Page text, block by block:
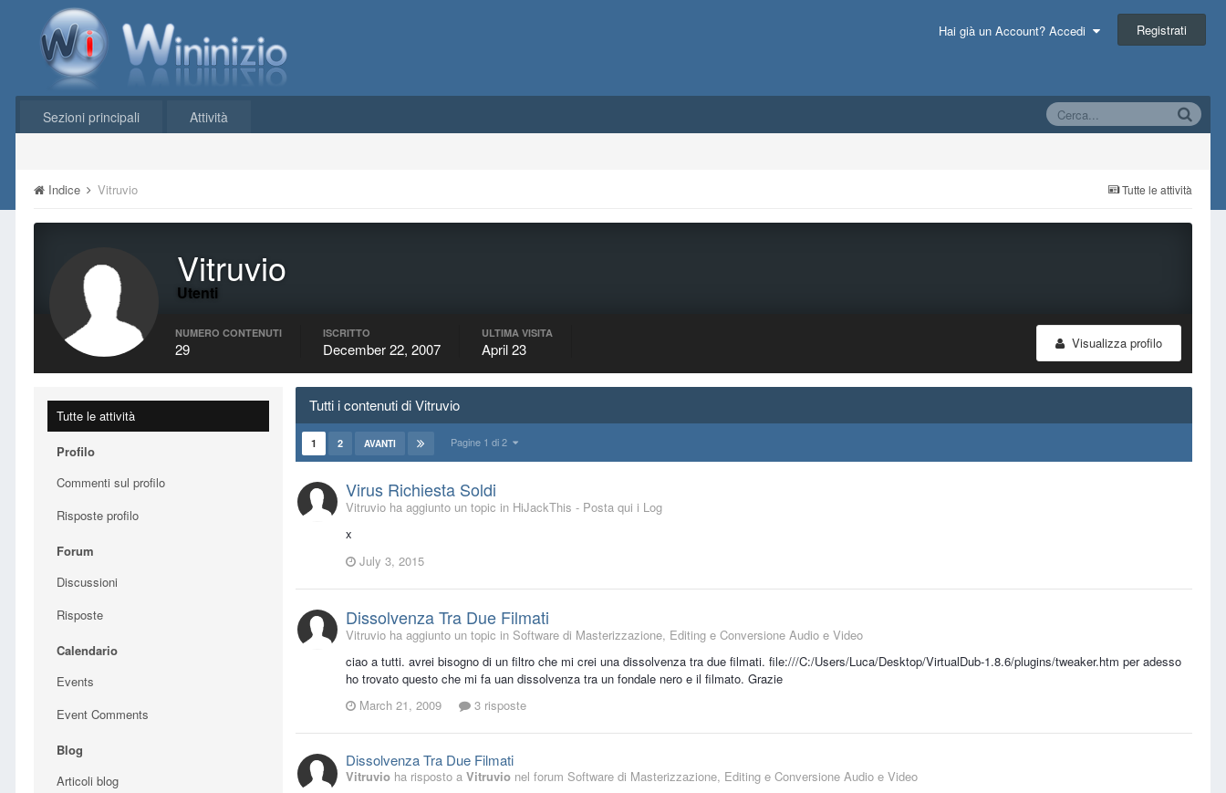
Hai già un Account? Accedi Registrati
Sezioni principali Attività
Tutte le attività
Indice Vitruvio
Vitruvio
Utenti
Visualizza profilo
NUMERO CONTENUTI
29
ISCRITTO
December 22, 2007
ULTIMA VISITA
April 23
Tutte le attività
Profilo
Commenti sul profilo
Risposte profilo
Forum
Discussioni
Risposte
Calendario
Events
Event Comments
Blog
Articoli blog
Tutti i contenuti di Vitruvio
1 2 AVANTI Pagine 1 di 2
Virus Richiesta Soldi
Vitruvio ha aggiunto un topic in HiJackThis - Posta qui i Log
x
July 3, 2015
Dissolvenza Tra Due Filmati
Vitruvio ha aggiunto un topic in Software di Masterizzazione, Editing e Conversione Audio e Video
ciao a tutti. avrei bisogno di un filtro che mi crei una dissolvenza tra due filmati. file:///C:/Users/Luca/Desktop/VirtualDub-1.8.6/plugins/tweaker.htm per adesso
ho trovato questo che mi fa uan dissolvenza tra un fondale nero e il filmato. Grazie
March 21, 2009
3 risposte
Dissolvenza Tra Due Filmati
Vitruvio ha risposto a Vitruvio nel forum Software di Masterizzazione, Editing e Conversione Audio e Video